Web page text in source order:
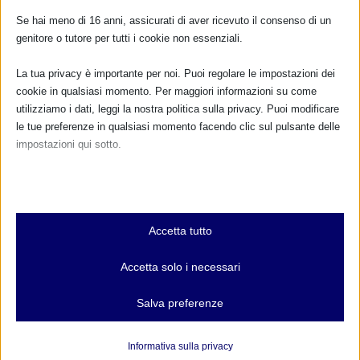
Dona15,00€
(25,00€ se sei un’associazione)
COLLABORAZIONI IN ITALIA
Se hai meno di 16 anni, assicurati di aver ricevuto il consenso di un
genitore o tutore per tutti i cookie non essenziali.
La tua privacy è importante per noi. Puoi regolare le impostazioni dei
cookie in qualsiasi momento. Per maggiori informazioni su come
utilizziamo i dati, leggi la nostra politica sulla privacy. Puoi modificare
le tue preferenze in qualsiasi momento facendo clic sul pulsante delle
impostazioni qui sotto.
Essenziali
I cookie e i servizi essenziali abilitano le funzioni di base e sono
e servizi non richiedono il consenso dell'utente secondo il GDPR.
Analitici
Accetta tutto
Accetta solo i necessari
Salva preferenze
Informativa sulla privacy